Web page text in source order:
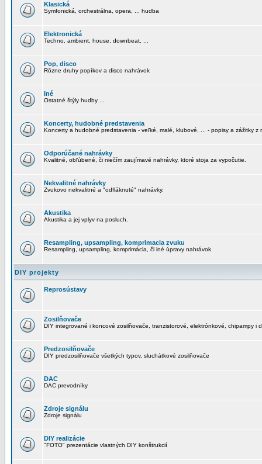
Klasická
Symfonická, orchestrálna, opera, ... hudba
Elektronická
Techno, ambient, house, downbeat, ...
Pop, disco
Rôzne druhy popíkov a disco nahrávok
Iné
Ostatné štýly hudby ...
Koncerty, hudobné predstavenia
Koncerty a hudobné predstavenia - veľké, malé, klubové, ... - popisy a zážitky z
Odporúčané nahrávky
Kvalitné, obľúbené, či niečím zaujímavé nahrávky, ktoré stoja za vypočutie.
Nekvalitné nahrávky
Zvukovo nekvalitné a "odfláknuté" nahrávky.
Akustika
Akustika a jej vplyv na posluch.
Resampling, upsampling, komprimacia zvuku
Resampling, upsampling, komprimácia, či iné úpravy nahrávok
DIY projekty
Reprosústavy
Zosilňovače
DIY integrované i koncové zosilňovače, tranzistorové, elektrónkové, chipampy i
Predzosilňovače
DIY predzosilňovače všetkých typov, sluchátkové zosilňovače
DAC
DAC prevodníky
Zdroje signálu
Zdroje signálu
DIY realizácie
"FOTO" prezentácie vlastných DIY konštrukcií